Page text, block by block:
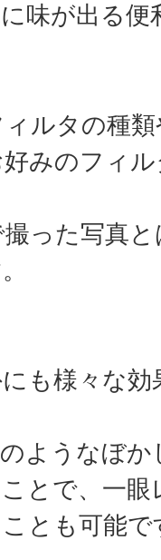
味が出る
ルタの種
みのフィ
った写真
も様々な
ようなぼか
とで、一
とも可能で